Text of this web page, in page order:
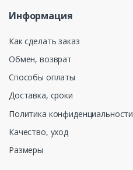
Информация
Как сделать заказ
Обмен, возврат
Способы оплаты
Доставка, сроки
Политика конфиденциальности
Качество, уход
Размеры